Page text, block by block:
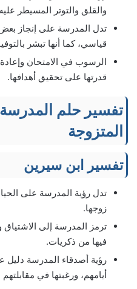
والقلق والتوتر المسيطر
تدل المدرسة على إنجاز
قياسي، كما أنها تبشر
الرسوب في الامتحان
قدرتها على تحقيق أهدافها.
تفسير حلم المدرسة
المتزوجة
تفسير ابن سيرين
تدل رؤية المدرسة على
زوجها.
ترمز المدرسة إلى الاشتياق
فيها من ذكريات.
رؤية أصدقاء المدرسة دليل
أيامهم، ورغبتها في